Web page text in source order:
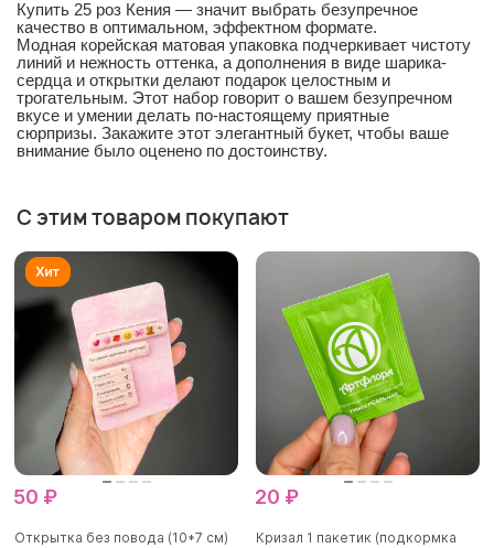
Купить 25 роз Кения — значит выбрать безупречное
качество в оптимальном, эффектном формате.
Модная корейская матовая упаковка подчеркивает чистоту
линий и нежность оттенка, а дополнения в виде шарика-
сердца и открытки делают подарок целостным и
трогательным. Этот набор говорит о вашем безупречном
вкусе и умении делать по-настоящему приятные
сюрпризы. Закажите этот элегантный букет, чтобы ваше
внимание было оценено по достоинству.
С этим товаром покупают
50 ₽
Открытка без повода (10*7 см)
20 ₽
Кризал 1 пакетик (подкормка